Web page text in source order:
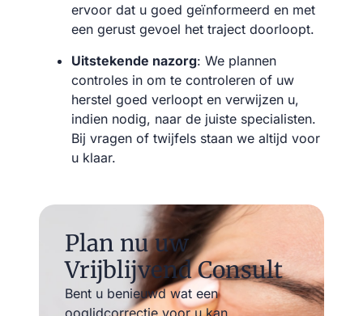
ervoor dat u goed geïnformeerd en met
een gerust gevoel het traject doorloopt.
Uitstekende nazorg: We plannen
controles in om te controleren of uw
herstel goed verloopt en verwijzen u,
indien nodig, naar de juiste specialisten.
Bij vragen of twijfels staan we altijd voor
u klaar.
Plan nu uw
Vrijblijvend Consult
Bent u benieuwd wat een
ooglidcorrectie voor u kan